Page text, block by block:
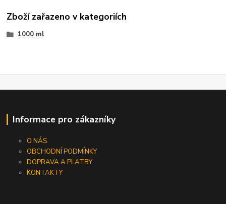
Zboží zařazeno v kategoriích
1000 ml
Informace pro zákazníky
O NÁS
OBCHODNÍ PODMÍNKY
DOPRAVA A PLATBY
KONTAKTY